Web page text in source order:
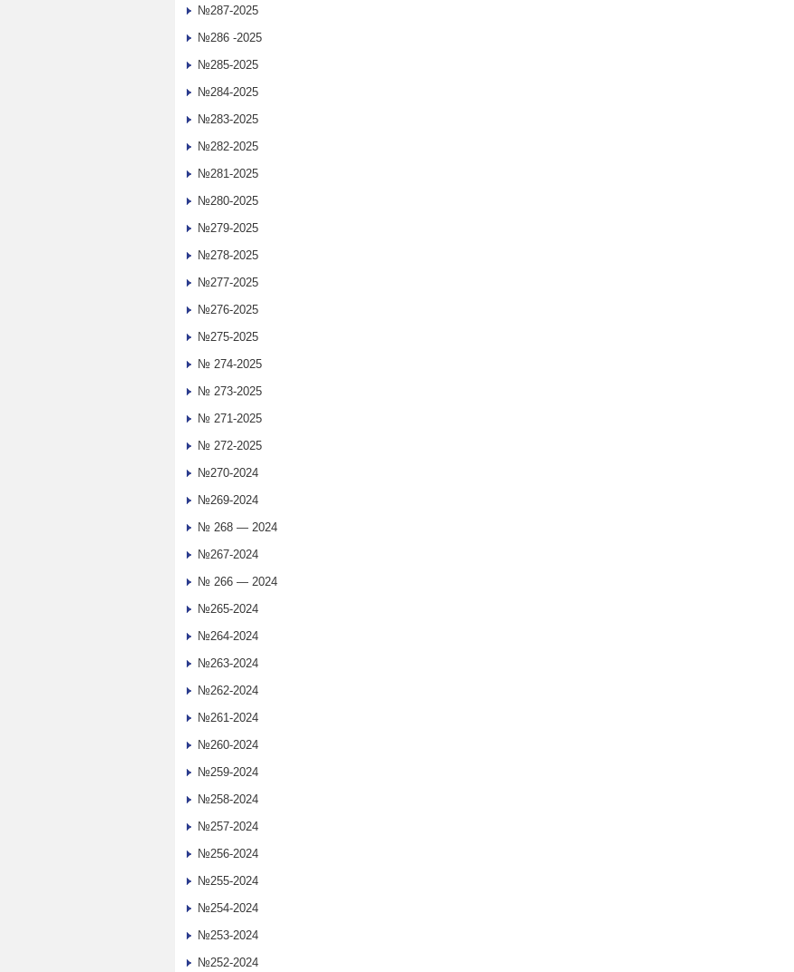
№287-2025
№286 -2025
№285-2025
№284-2025
№283-2025
№282-2025
№281-2025
№280-2025
№279-2025
№278-2025
№277-2025
№276-2025
№275-2025
№ 274-2025
№ 273-2025
№ 271-2025
№ 272-2025
№270-2024
№269-2024
№ 268 — 2024
№267-2024
№ 266 — 2024
№265-2024
№264-2024
№263-2024
№262-2024
№261-2024
№260-2024
№259-2024
№258-2024
№257-2024
№256-2024
№255-2024
№254-2024
№253-2024
№252-2024